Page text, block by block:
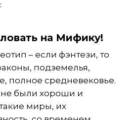
на Мифику!
– если фэнтези, то
подземелья,
полное средневековье.
были хороши и
миры, их